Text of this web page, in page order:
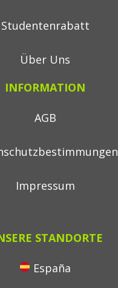
Studentenrabatt
Über Uns
INFORMATION
AGB
Impressum
STANDORTE
España